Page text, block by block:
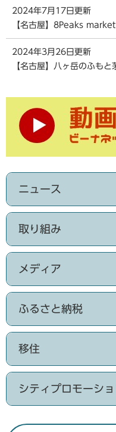
2024年7月17日更新
【名古屋】8Peaks
2024年3月26日更新
【名古屋】八ヶ岳のふも
ニュース
取り組み
メディア
ふるさと納税
移住
シティプロモーシ